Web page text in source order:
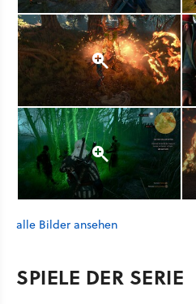
alle Bilder ansehen
SPIELE DER SERIE